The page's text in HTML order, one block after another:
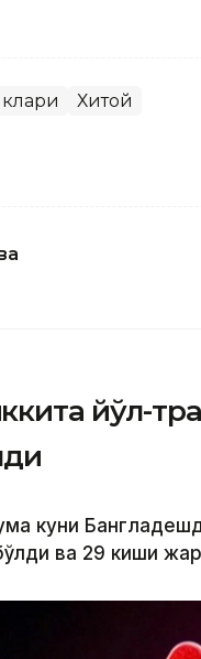
Хитой
йўл-
куни
ва 29 киши